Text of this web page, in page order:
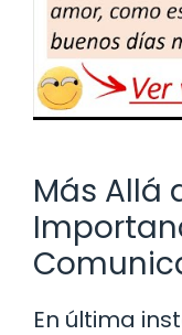
Más Allá
En última